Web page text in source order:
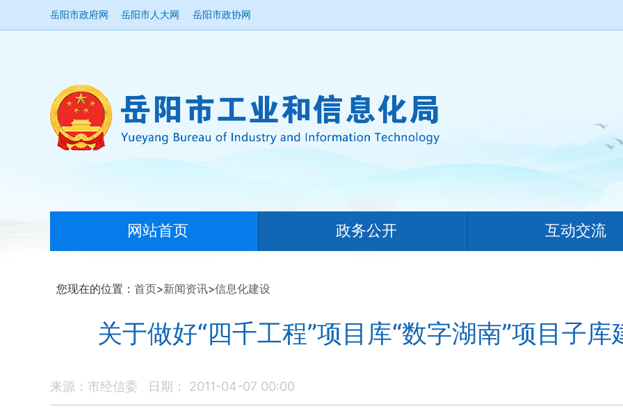
岳阳市政府网 岳阳市人大网 岳阳市政协网
网站首页 政务公开 互动交流
您现在的位置： 首页>新闻资讯>信息化建设
关于做好“四千工程”项目库“数字湖南”项目子
来源：市经信委 日期： 2011-04-07 00:00